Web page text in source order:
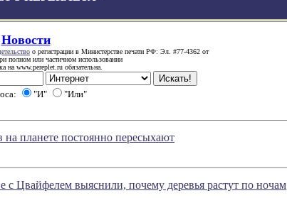
Новости
о регистрации в Министерстве печати РФ: Эл. #77-4362 от
полном или частичном использовании
на www.pereplet.ru обязательна.
"И" "Или"
планете постоянно пересыхают
с Цвайфелем выяснили, почему деревья растут по ночам